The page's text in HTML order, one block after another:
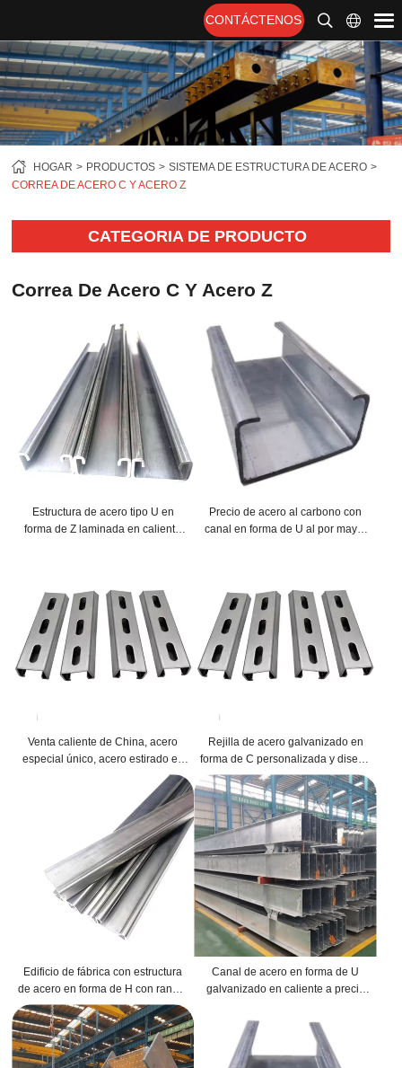
CONTÁCTENOS
HOGAR PRODUCTOS
SISTEMA DE ESTRUCTURA DE ACERO
CORREA DE ACERO C Y ACERO Z
CATEGORIA DE PRODUCTO
Correa De Acero C Y Acero Z
Estructura de acero tipo U en
forma de Z laminada en caliente
Precio de acero al carbono con
canal en forma de U al por mayor
Venta caliente de China, acero
especial único, acero estirado en
Rejilla de acero galvanizado en
forma de C personalizada y diseño
personalizado Otras estructuras y
acero para edificios
Edificio de fábrica con estructura
de acero en forma de H con ranura
en esquina galvanizada
Canal de acero en forma de U
galvanizado en caliente a precio